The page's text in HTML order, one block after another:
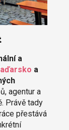
a
a
agentur a
Právě tady
přestává